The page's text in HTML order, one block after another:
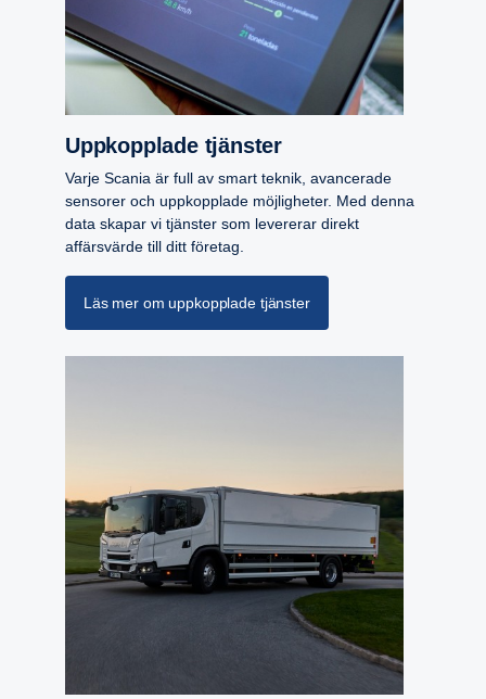
Uppkopp­lade tjänster
Varje Scania är full av smart teknik, avancerade
sensorer och uppkopplade möjligheter. Med denna
data skapar vi tjänster som levererar direkt
affärsvärde till ditt företag.
Läs mer om uppkopplade tjänster